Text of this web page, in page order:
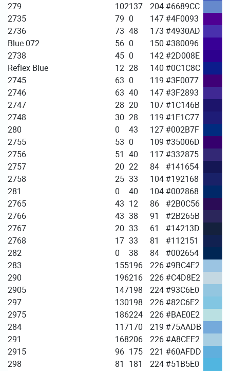
279
102137 204 #6689CC
2735
79 0 147 #4F0093
2736
73 48 173 #4930AD
Blue 072
56 0 150 #380096
2738
45 0 142 #2D008E
Reflex Blue
12 28 140 #0C1C8C
2745
63 0 119 #3F0077
2746
63 40 147 #3F2893
2747
28 20 107 #1C146B
2748
30 28 119 #1E1C77
280
0 43 127 #002B7F
2755
53 0 109 #35006D
2756
51 40 117 #332875
2757
20 22 84
#141654
2758
25 33 104 #192168
281
0 40 104 #002868
2765
43 12 86
#2B0C56
2766
43 38 91
#2B265B
2767
20 33 61
#14213D
2768
17 33 81
#112151
282
0 38 84
#002654
283
155196 226 #9BC4E2
290
196216 226 #C4D8E2
2905
147198 224 #93C6E0
297
130198 226 #82C6E2
2975
186224 226 #BAE0E2
284
117170 219 #75AADB
291
168206 226 #A8CEE2
2915
96 175 221 #60AFDD
298
81 181 224 #51B5E0